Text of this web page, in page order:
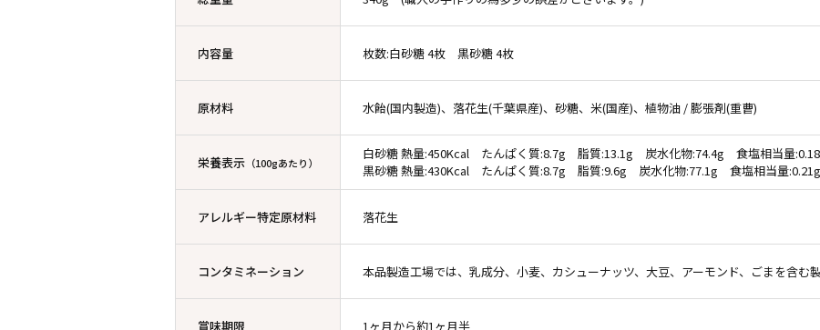
内容量 枚数:白砂糖 4枚 黒砂糖 4枚
原材料 水飴(国内製造)、落花生(千葉県産)、砂糖、米(国産)、植物油 / 膨張剤(重曹)
栄養表示 （100gあたり）
白砂糖 熱量:450Kcal たんぱく質:8.7g 脂質:13.1g 炭水化物:74.4g 食塩相当量
黒砂糖 熱量:430Kcal たんぱく質:8.7g 脂質:9.6g 炭水化物:77.1g 食塩相当量:0.21g
アレルギー特定原材料 落花生
コンタミネーション 本品製造工場では、乳成分、小麦、カシューナッツ、大豆、アーモンド、ごまを含む
賞味期限 1ヶ月から約1ヶ月半